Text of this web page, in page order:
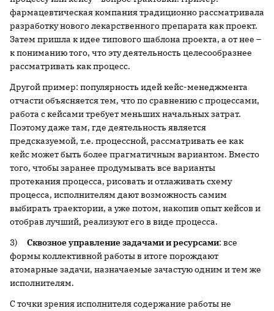
фармацевтическая компания традиционно рассматривала
разработку нового лекарственного препарата как проект.
Затем пришла к идее типового шаблона проекта, а от нее –
к пониманию того, что эту деятельность целесообразнее
рассматривать как процесс.
Другой пример: популярность идей кейс-менеджмента
отчасти объясняется тем, что по сравнению с процессами,
работа с кейсами требует меньших начальных затрат.
Поэтому даже там, где деятельность является
предсказуемой, т.е. процессной, рассматривать ее как
кейс может быть более прагматичным вариантом. Вместо
того, чтобы заранее продумывать все варианты
протекания процесса, рисовать и отлаживать схему
процесса, исполнителям дают возможность самим
выбирать траектории, а уже потом, накопив опыт кейсов и
отобрав лучший, реализуют его в виде процесса.
3) Сквозное управление задачами и ресурсами: все
формы коллективной работы в итоге порождают
атомарные задачи, назначаемые зачастую одним и тем же
исполнителям.
С точки зрения исполнителя содержание работы не